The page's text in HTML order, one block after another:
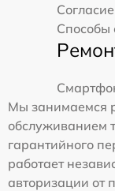
Способы
Мы занимаемся
обслуживанием
гарантийного
работает
авторизации от